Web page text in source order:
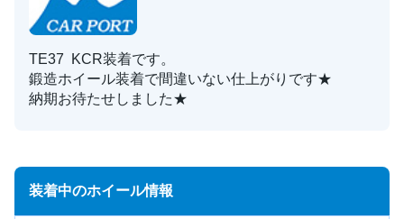
TE37 KCR装着です。
鍛造ホイール装着で間違いない仕上がりです★
納期お待たせしました★
装着中のホイール情報